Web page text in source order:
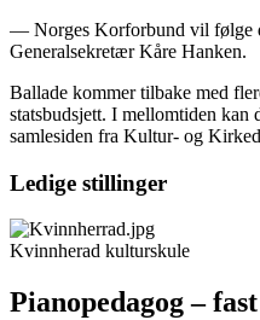
— Norges Korforbund vil følge
Generalsekretær Kåre Hanken.
Ballade kommer tilbake med
statsbudsjett. I mellomtiden kan
samlesiden fra Kultur- og
Ledige stillinger
Kvinnherad kulturskule
Pianopedagog –